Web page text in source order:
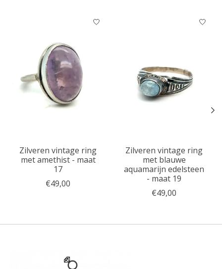
Items van productcarrousel
Zilveren vintage ring
met amethist - maat
17
€49,00
Zilveren vintage ring
met blauwe
aquamarijn edelsteen
- maat 19
€49,00